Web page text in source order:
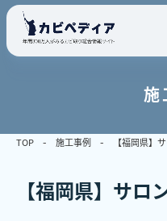
施
TOP 施工事例 【福岡県】
【福岡県】サロ